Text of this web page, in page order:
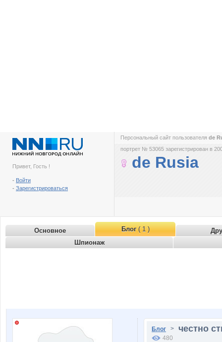
Привет, Гость !
- Войти
- Зарегистрироваться
Персональный сайт пользователя de
портрет № 53065 зарегистрирован в
de Rusia
Основное Блог( 1 )
Шпионаж
Блог > честно
480